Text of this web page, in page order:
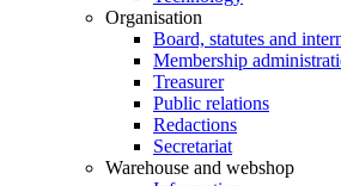
Organisation
Board, statutes and
Membership
Treasurer
Public relations
Redactions
Secretariat
Warehouse and webshop